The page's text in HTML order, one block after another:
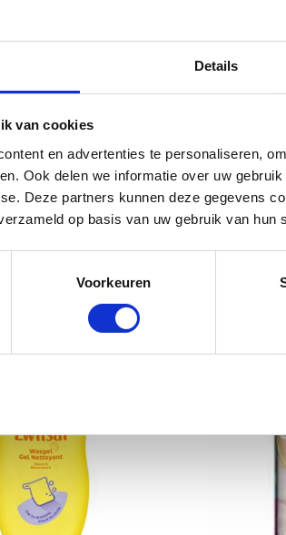
Details
van cookies
en advertenties te personaliseren,
Ook delen we informatie over uw
Deze partners kunnen deze gegevens
op basis van uw gebruik van hun
Voorkeuren